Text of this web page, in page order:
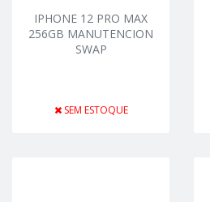
IPHONE 12 PRO MAX
256GB MANUTENCION
SWAP
SEM ESTOQUE